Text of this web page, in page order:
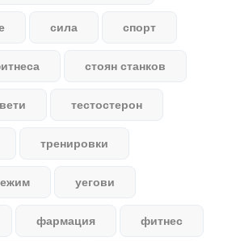
сила спорт
стоян станков
тестостерон
тренировки
уегови
фармация фитнес